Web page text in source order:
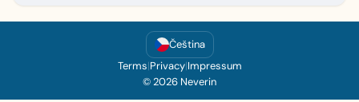
Čeština
Terms|Privacy|Impressum
© 2026 Neverin